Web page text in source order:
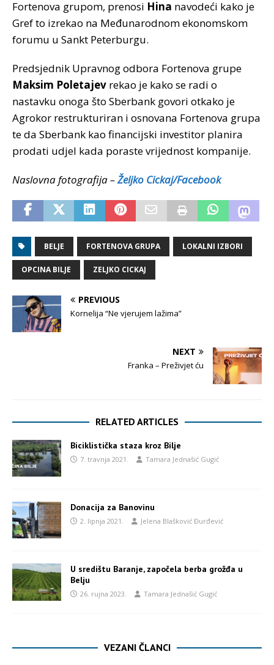
Fortenova grupom, prenosi Hina navodeći kako je
Gref to izrekao na Međunarodnom ekonomskom
forumu u Sankt Peterburgu.
Predsjednik Upravnog odbora Fortenova grupe
Maksim Poletajev rekao je kako se radi o
nastavku onoga što Sberbank govori otkako je
Agrokor restrukturiran i osnovana Fortenova grupa
te da Sberbank kao financijski investitor planira
prodati udjel kada poraste vrijednost kompanije.
Naslovna fotografija –Željko Cickaj/Facebook
BELJE FORTENOVA GRUPA LOKALNI IZBORI
OPCINA BILJE ZELJKO CICKAJ
PREVIOUS
Kornelija “Ne vjerujem lažima”
NEXT
Franka – Preživjet ću
RELATED ARTICLES
Biciklistička staza kroz Bilje
7. travnja 2021. Tamara Jednašić Gugić
Donacija za Banovinu
2. lipnja 2021. Jelena Blašković Đurđević
U središtu Baranje, započela berba grožđa u
Belju
26. rujna 2023. Tamara Jednašić Gugić
VEZANI ČLANCI